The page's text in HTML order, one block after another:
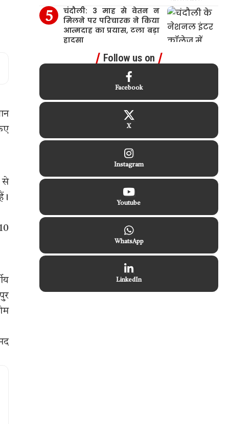
से
चंदौली: 3 माह से वेतन न
मिलने पर परिचारक ने किया
आत्मदाह का प्रयास, टला बड़ा
हादसा
Follow us on
Facebook
X
Instagram
Youtube
WhatsApp
LinkedIn